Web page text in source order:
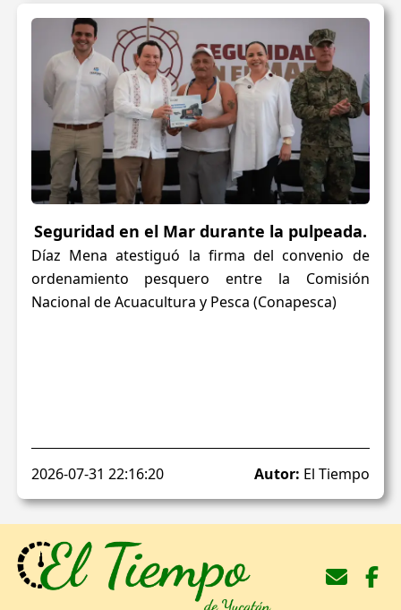
Seguridad en el Mar durante la pulpeada.
Díaz Mena atestiguó la firma del convenio de
ordenamiento pesquero entre la Comisión
Nacional de Acuacultura y Pesca (Conapesca)
2026-07-31 22:16:20 Autor: El Tiempo